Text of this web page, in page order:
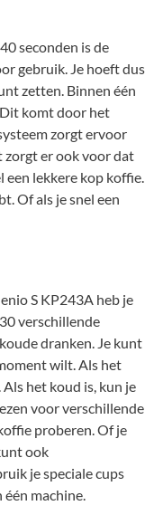
seconden is de
gebruik. Je hoeft dus
zetten. Binnen één
komt door het
zorgt ervoor
zorgt er ook voor dat
een lekkere kop koffie.
Of als je snel een
S KP243A heb je
verschillende
dranken. Je kunt
wilt. Als het
het koud is, kun je
voor verschillende
proberen. Of je
ook
je speciale cups
één machine.